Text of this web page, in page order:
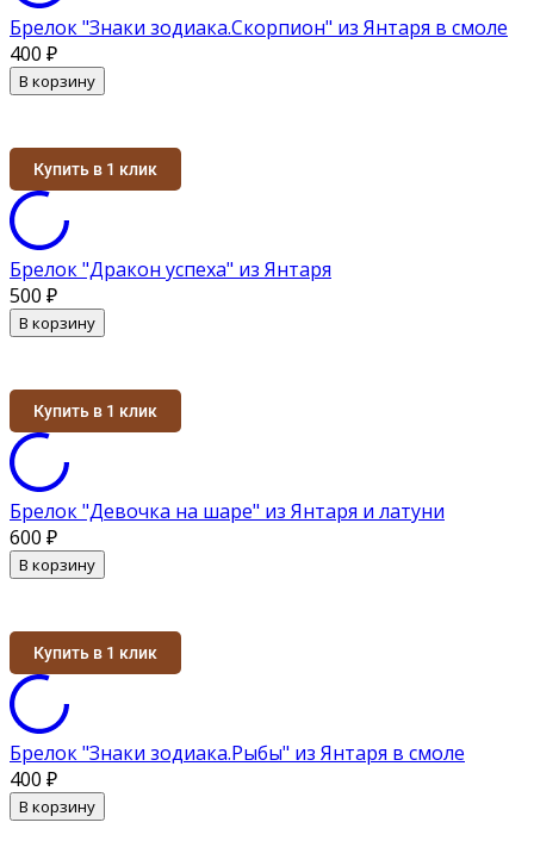
Брелок "Знаки зодиака.Скорпион" из Янтаря в смоле
400 ₽
В корзину
Купить в 1 клик
Брелок "Дракон успеха" из Янтаря
500 ₽
В корзину
Купить в 1 клик
Брелок "Девочка на шаре" из Янтаря и латуни
600 ₽
В корзину
Купить в 1 клик
Брелок "Знаки зодиака.Рыбы" из Янтаря в смоле
400 ₽
В корзину